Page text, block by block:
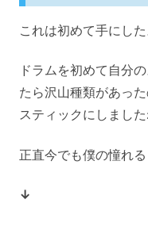
これは初めて手にし
ドラムを初めて自分
たら沢山種類があっ
スティックにしました
正直今でも僕の憧れる
↓